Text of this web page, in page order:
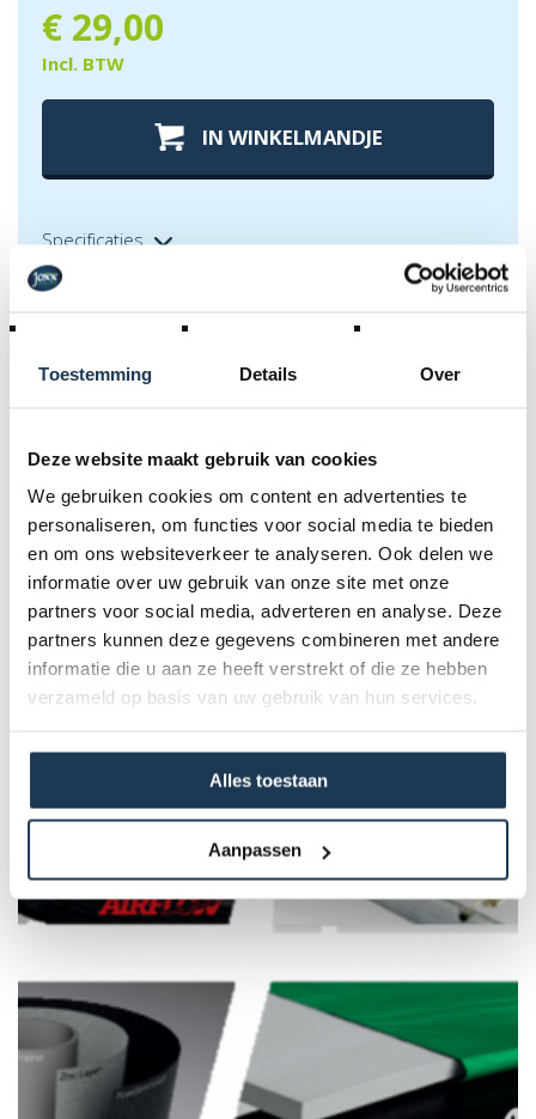
Toestemming Details Over
Deze website maakt gebruik van cookies
We gebruiken cookies om content en advertenties te
personaliseren, om functies voor social media te bieden
en om ons websiteverkeer te analyseren. Ook delen we
informatie over uw gebruik van onze site met onze
partners voor social media, adverteren en analyse. Deze
partners kunnen deze gegevens combineren met andere
informatie die u aan ze heeft verstrekt of die ze hebben
verzameld op basis van uw gebruik van hun services.
Alles toestaan
Aanpassen
€ 29,00
Incl. BTW
IN WINKELMANDJE
Specificaties
Specificaties
Product Code :
51.30.72.57
Dit product behoort tot de
volgende categorie(ën)